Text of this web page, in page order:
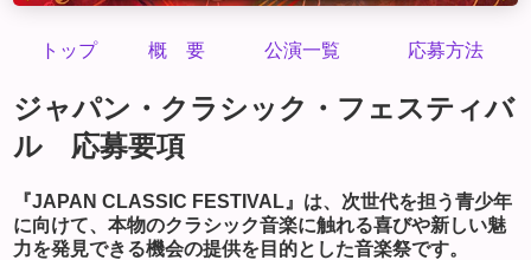
トップ 概 要 公演一覧 応募方法
ジャパン・クラシック・フェスティバ
ル 応募要項
『JAPAN CLASSIC FESTIVAL』は、次世代を担う青少年
に向けて、本物のクラシック音楽に触れる喜びや新しい魅
力を発見できる機会の提供を目的とした音楽祭です。